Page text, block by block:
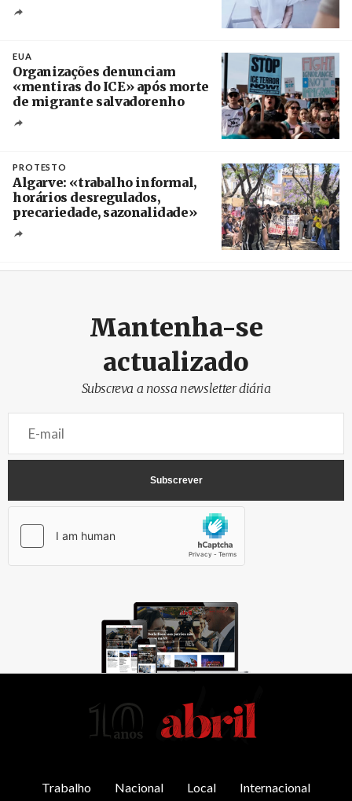
EUA
Organizações denunciam
«mentiras do ICE» após morte
de migrante salvadorenho
PROTESTO
Algarve: «trabalho informal,
horários desregulados,
precariedade, sazonalidade»
Mantenha-se
actualizado
Subscreva a nossa newsletter diária
Trabalho Nacional Local Internacional